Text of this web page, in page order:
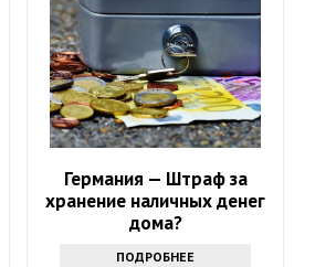
Германия — Штраф за
хранение наличных денег
дома?
ПОДРОБНЕЕ